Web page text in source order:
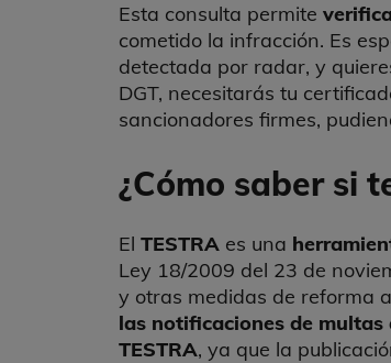
Esta consulta permite
cometido la infracción. Es
detectada por radar, y
DGT, necesitarás tu
sancionadores firmes,
¿Cómo saber si
El TESTRA es una
Ley 18/2009 del 23 de
y otras medidas de reforma
las notificaciones de
TESTRA, ya que la